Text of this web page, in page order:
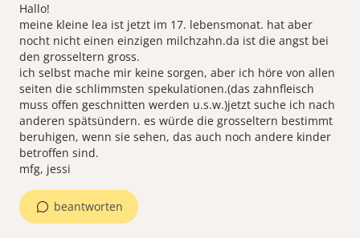
Hallo!
meine kleine lea ist jetzt im 17. lebensmonat. hat aber
nocht nicht einen einzigen milchzahn.da ist die angst bei
den grosseltern gross.
ich selbst mache mir keine sorgen, aber ich höre von allen
seiten die schlimmsten spekulationen.(das zahnfleisch
muss offen geschnitten werden u.s.w.)jetzt suche ich nach
anderen spätsündern. es würde die grosseltern bestimmt
beruhigen, wenn sie sehen, das auch noch andere kinder
betroffen sind.
mfg, jessi
beantworten